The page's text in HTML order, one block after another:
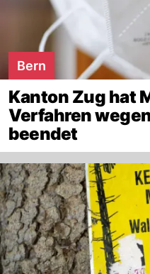
Bern
Kanton Zug hat
Verfahren
beendet